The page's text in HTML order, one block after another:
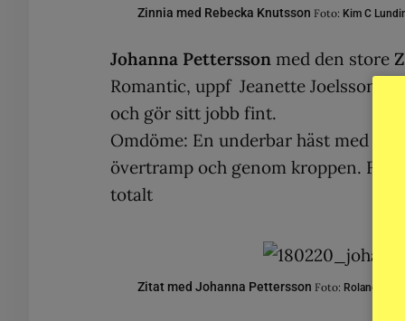
Zinnia med Rebecka Knutsson Foto: Kim C
Johanna Pettersson med den store
Romantic, uppf Jeanette Joelsson o
och gör sitt jobb fint.
Omdöme: En underbar häst med
övertramp och genom kroppen.
totalt
Zitat med Johanna Pettersson Foto: Roland